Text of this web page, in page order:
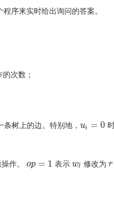
序来实时给出询问的答案。
次数；
条树上的边。特别地， ui = 0
作。 op = 1 表示 wl 修改为r